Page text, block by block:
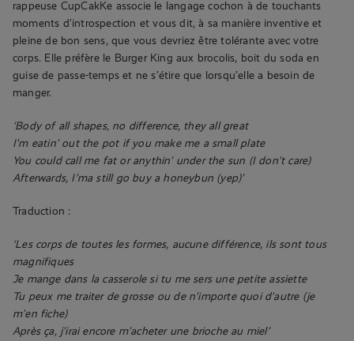
rappeuse CupCakKe associe le langage cochon à de touchants
moments d’introspection et vous dit, à sa manière inventive et
pleine de bon sens, que vous devriez être tolérante avec votre
corps. Elle préfère le Burger King aux brocolis, boit du soda en
guise de passe-temps et ne s’étire que lorsqu’elle a besoin de
manger.
‘Body of all shapes, no difference, they all great
I’m eatin’ out the pot if you make me a small plate
You could call me fat or anythin’ under the sun (I don’t care)
Afterwards, I’ma still go buy a honeybun (yep)’
Traduction :
‘Les corps de toutes les formes, aucune différence, ils sont tous
magnifiques
Je mange dans la casserole si tu me sers une petite assiette
Tu peux me traiter de grosse ou de n’importe quoi d’autre (je
m’en fiche)
Après ça, j’irai encore m’acheter une brioche au miel’